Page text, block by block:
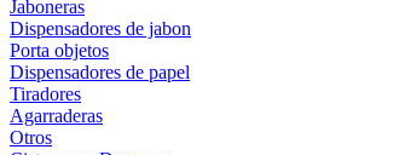
Jaboneras
Dispensadores de jabon
Porta objetos
Dispensadores de papel
Tiradores
Agarraderas
Otros